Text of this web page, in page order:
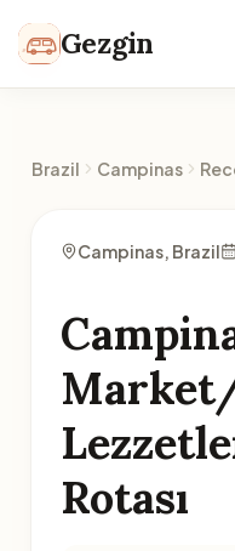
Gezgin
Brazil Campinas
Campinas, Brazil
Rotası